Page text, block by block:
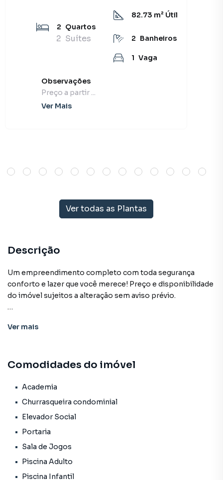
2 Quartos
2 Suítes
82.73 m² Útil
2 Banheiros
1 Vaga
Observações
Preço a partir ...
Ver Mais
Ver todas as Plantas
Descrição
Um empreendimento completo com toda segurança
conforto e lazer que você merece! Preço e disponibilidade
do imóvel sujeitos a alteração sem aviso prévio.
• Academia
• Deck molhado
• Espaço gourmet externo
• Piscina adulto
• Portaria
• Sala de jogos
• Salão de festas
• Status: Em construção
Ver mais
Comodidades do imóvel
Academia
Churrasqueira condominial
Elevador Social
Portaria
Sala de Jogos
Piscina Adulto
Piscina Infantil